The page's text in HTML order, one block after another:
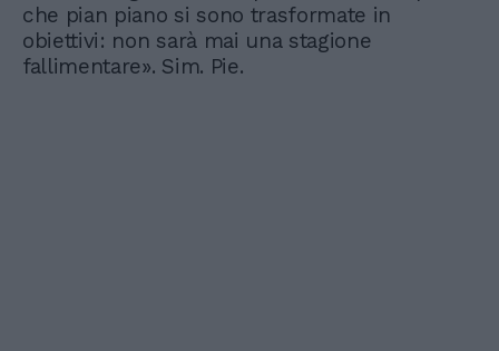
che pian piano si sono trasformate in
obiettivi: non sarà mai una stagione
fallimentare». Sim. Pie.